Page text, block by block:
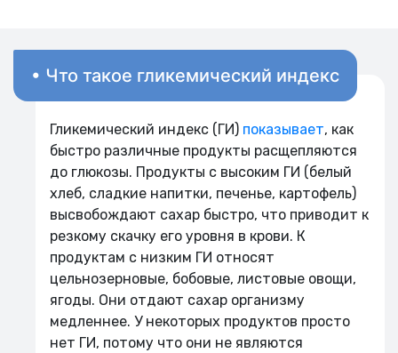
• Что такое гликемический индекс
Гликемический индекс (ГИ) показывает, как
быстро различные продукты расщепляются
до глюкозы. Продукты с высоким ГИ (белый
хлеб, сладкие напитки, печенье, картофель)
высвобождают сахар быстро, что приводит к
резкому скачку его уровня в крови. К
продуктам с низким ГИ относят
цельнозерновые, бобовые, листовые овощи,
ягоды. Они отдают сахар организму
медленнее. У некоторых продуктов просто
нет ГИ, потому что они не являются